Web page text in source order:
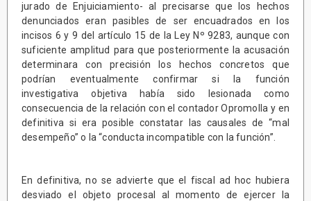
jurado de Enjuiciamiento- al precisarse que los hechos
denunciados eran pasibles de ser encuadrados en los
incisos 6 y 9 del artículo 15 de la Ley Nº 9283, aunque con
suficiente amplitud para que posteriormente la acusación
determinara con precisión los hechos concretos que
podrían eventualmente confirmar si la función
investigativa objetiva había sido lesionada como
consecuencia de la relación con el contador Opromolla y en
definitiva si era posible constatar las causales de “mal
desempeño” o la “conducta incompatible con la función”.
En definitiva, no se advierte que el fiscal ad hoc hubiera
desviado el objeto procesal al momento de ejercer la